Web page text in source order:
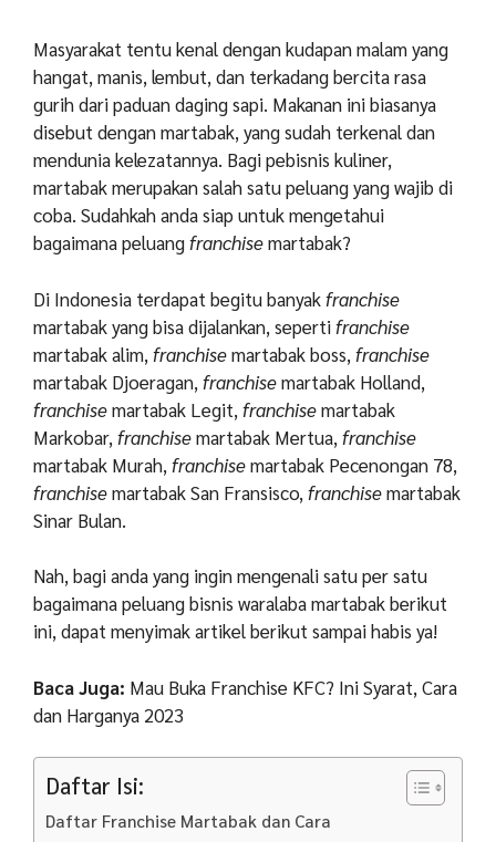
Masyarakat tentu kenal dengan kudapan malam yang
hangat, manis, lembut, dan terkadang bercita rasa
gurih dari paduan daging sapi. Makanan ini biasanya
disebut dengan martabak, yang sudah terkenal dan
mendunia kelezatannya. Bagi pebisnis kuliner,
martabak merupakan salah satu peluang yang wajib di
coba. Sudahkah anda siap untuk mengetahui
bagaimana peluangfranchisemartabak?
Di Indonesia terdapat begitu banyakfranchise
martabak yang bisa dijalankan, sepertifranchise
martabak alim, franchisemartabak boss, franchise
martabak Djoeragan, franchisemartabak Holland,
franchisemartabak Legit, franchisemartabak
Markobar, franchisemartabak Mertua, franchise
martabak Murah, franchisemartabak Pecenongan 78,
franchisemartabak San Fransisco, franchisemartabak
Sinar Bulan.
Nah, bagi anda yang ingin mengenali satu per satu
bagaimana peluang bisnis waralaba martabak berikut
ini, dapat menyimak artikel berikut sampai habis ya!
Baca Juga: Mau Buka Franchise KFC? Ini Syarat, Cara
dan Harganya 2023
Daftar Isi:
Daftar Franchise Martabak dan Cara